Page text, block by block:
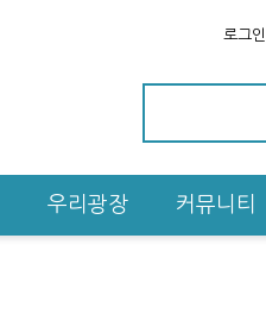
로그인
우리광장 커뮤니티